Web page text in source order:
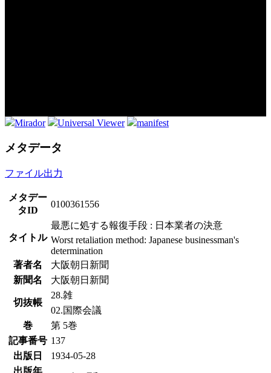
Mirador Universal Viewer manifest
メタデータ
ファイル出力
メタデー
タID
0100361556
タイトル
最悪に処する報復手段 : 日本業者の決意
Worst retaliation method: Japanese businessman's
determination
著者名
大阪朝日新聞
新聞名
大阪朝日新聞
切抜帳
28.雑
02.国際会議
巻
第 5巻
記事番号 137
出版日
1934-05-28
出版年